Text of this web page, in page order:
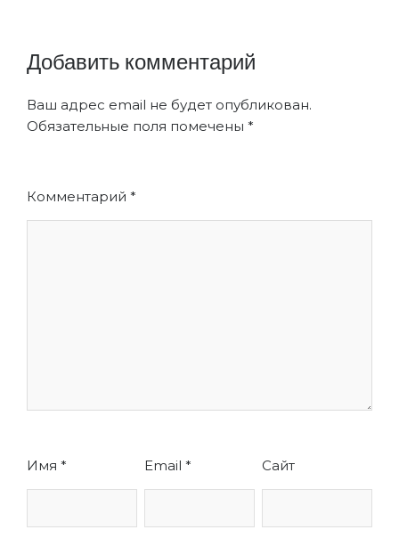
Добавить комментарий
Ваш адрес email не будет опубликован.
Обязательные поля помечены *
Комментарий *
Имя * Email * Сайт